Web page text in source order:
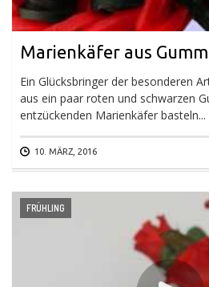
Marienkäfer aus
Ein Glücksbringer der besonderen
aus ein paar roten und schwarzen
entzückenden Marienkäfer basteln...
10. MÄRZ, 2016
FRÜHLING